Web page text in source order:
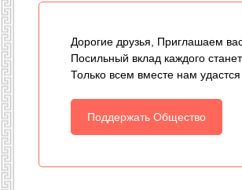
Дорогие друзья, Приглашаем
Посильный вклад каждого
Только всем вместе нам
Поддержать Общество